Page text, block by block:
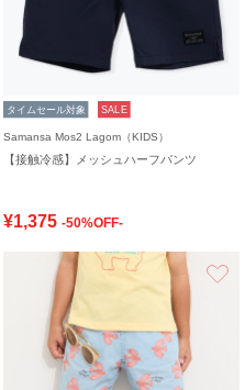
タイムセール対象 SALE
Samansa Mos2 Lagom（KIDS）
【接触冷感】メッシュハーフパンツ
¥1,375 -50%OFF-
お気に入り